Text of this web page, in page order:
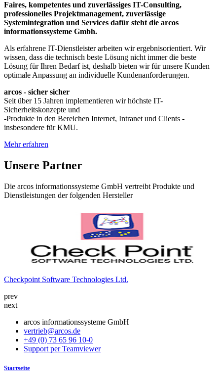
Faires, kompetentes und zuverlässiges IT-Consulting,
professionelles Projektmanagement, zuverlässige
Systemintegration und Services dafür steht die arcos
informationssysteme Gmbh.
Als erfahrene IT-Dienstleister arbeiten wir ergebnisorientiert. Wir
wissen, dass die technisch beste Lösung nicht immer die beste
Lösung für Ihren Bedarf ist, deshalb bieten wir für unsere Kunden
optimale Anpassung an individuelle Kundenanforderungen.
arcos - sicher sicher
Seit über 15 Jahren implementieren wir höchste IT-
Sicherheitskonzepte und
-Produkte in den Bereichen Internet, Intranet und Clients -
insbesondere für KMU.
Mehr erfahren
Unsere Partner
Die arcos informationssysteme GmbH vertreibt Produkte und
Dienstleistungen der folgenden Hersteller
Checkpoint Software Technologies Ltd.
prev
next
arcos informationssysteme GmbH
vertrieb@arcos.de
+49 (0) 73 65 96 10-0
Support per Teamviewer
Startseite